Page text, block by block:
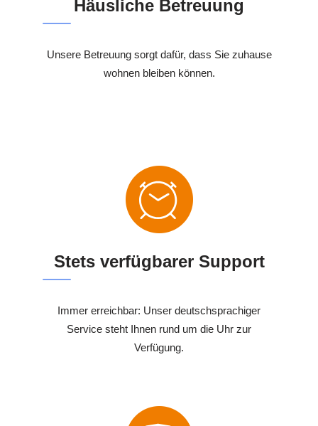
Häusliche Betreuung
Unsere Betreuung sorgt dafür, dass Sie zuhause
wohnen bleiben können.
Stets verfügbarer Support
Immer erreichbar: Unser deutschsprachiger
Service steht Ihnen rund um die Uhr zur
Verfügung.